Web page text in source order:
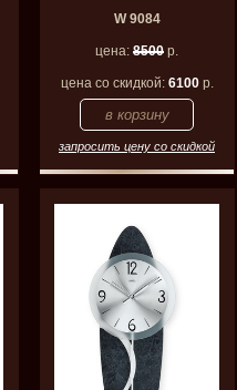
W 9084
цена: 8500 р.
цена со скидкой: 6100р.
запросить цену со скидкой